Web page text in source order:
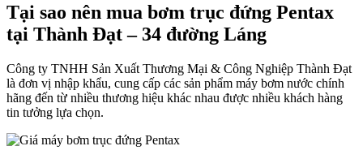
Tại sao nên mua bơm trục đứng Pentax
tại Thành Đạt – 34 đường Láng
Công ty TNHH Sản Xuất Thương Mại & Công Nghiệp Thành Đạt
là đơn vị nhập khẩu, cung cấp các sản phẩm máy bơm nước chính
hãng đến từ nhiều thương hiệu khác nhau được nhiều khách hàng
tin tưởng lựa chọn.